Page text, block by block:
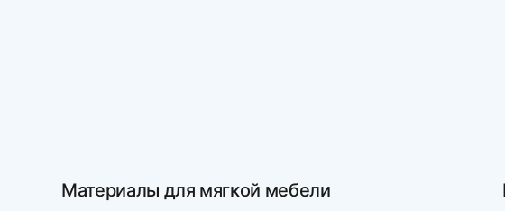
Материалы для мягкой мебели